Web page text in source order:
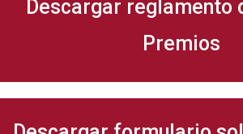
Descargar reglamento
Premios